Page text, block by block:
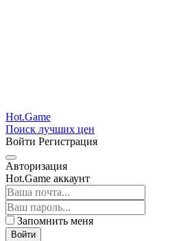
Hot.Game
Поиск лучших цен
Войти Регистрация
Авторизация
Hot.Game аккаунт
Запомнить меня
Войти